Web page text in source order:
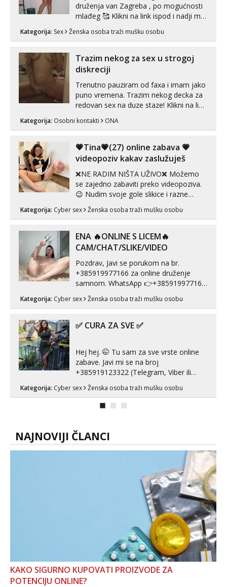
druženja van Zagreba , po mogućnosti
mlađeg 🥰 Klikni na link ispod i nadji me
Kategorija: Sex Ženska osoba traži mušku osobu
Trazim nekog za sex u strogoj
diskreciji
Trenutno pauziram od faxa i imam jako
puno vremena. Trazim nekog decka za
redovan sex na duze staze! Klikni na link
Kategorija: Osobni kontakti ONA
💗Tina💗(27) online zabava 💗
videopoziv kakav zaslužuješ
❌NE RADIM NIŠTA UŽIVO❌ Možemo
se zajedno zabaviti preko videopoziva.
😉 Nudim svoje gole slikice i razne
videouradke. 🤩 Za online zabavu pošalji
poruku na Whatsapp, Telegram ili Viber.
autentičnosti možeš me vidjeti na
videopozivu. 😉 S vama sam vec 5 ...
Kategorija: Cyber sex Ženska osoba traži mušku osobu
ENA 🔥ONLINE S LICEM🔥
CAM/CHAT/SLIKE/VIDEO
Pozdrav, Javi se porukom na br.
+385919977166 za online druženje
samnom. WhatsApp 👉+385919977166
Telegram 👉@enafriedrichkis Radim
videopozive s licem, solo i s partnerom,
kombinacije halteri, haljine, štikle,
Kategorija: Cyber sex Ženska osoba traži mušku osobu
✅ CURA ZA SVE ✅
Hej hej. 🤭 Tu sam za sve vrste online
zabave. Javi mi se na broj
+385919123322 (Telegram, Viber ili
Whatsapp). 🤙 NE javljaj se na uzivo.
Hvala.
Kategorija: Cyber sex Ženska osoba traži mušku osobu
NAJNOVIJI ČLANCI
KAKO SIGURNO KUPOVATI PROIZVODE ZA
POTENCIJU ONLINE?